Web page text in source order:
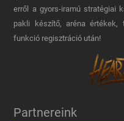
erről a gyors-iramú stratégiai
pakli készítő, aréna
funkció regisztráció után!
Partnereink